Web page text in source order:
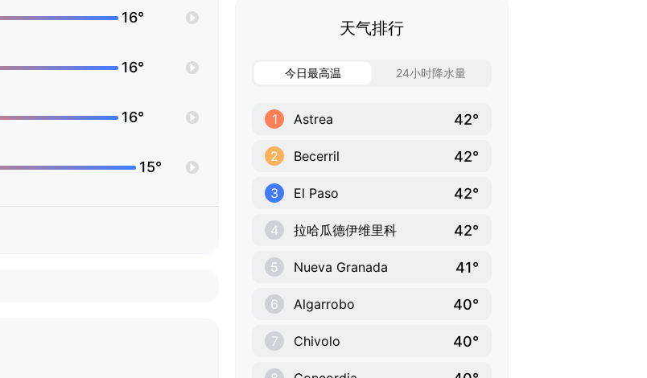
16°
16°
16°
15°
天气排行
今日最高温 24小时降水量
1 Astrea 42°
2 Becerril 42°
3 El Paso 42°
4 拉哈瓜德伊维里科 42°
5 Nueva Granada 41°
6 Algarrobo 40°
7 Chivolo 40°